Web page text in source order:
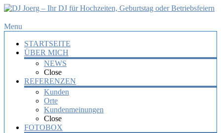
DJ
Hochzeiten,
Geburtstag
Betriebsfeiern
Menu
STARTSEITE
ÜBER MICH
NEWS
Close
REFERENZEN
Kunden
Orte
Kundenmeinungen
Close
FOTOBOX